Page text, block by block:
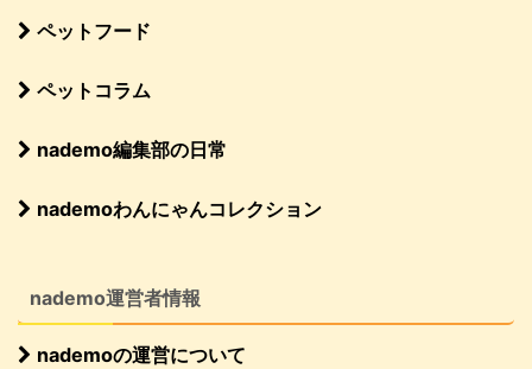
ペットフード
ペットコラム
nademo編集部の日常
nademoわんにゃんコレクション
nademo運営者情報
nademoの運営について